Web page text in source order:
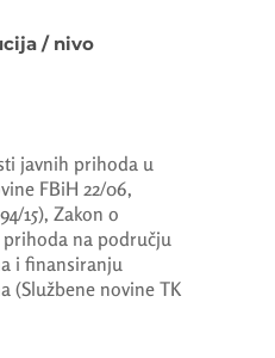
/ nivo
javnih prihoda u
FBiH 22/06,
15), Zakon o
na području
i finansiranju
(Službene novine TK